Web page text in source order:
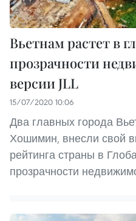
Вьетнам растет в
прозрачности
версии JLL
15/07/2020 10:06
Два главных города
Хошимин, внесли свой
рейтинга страны в
прозрачности